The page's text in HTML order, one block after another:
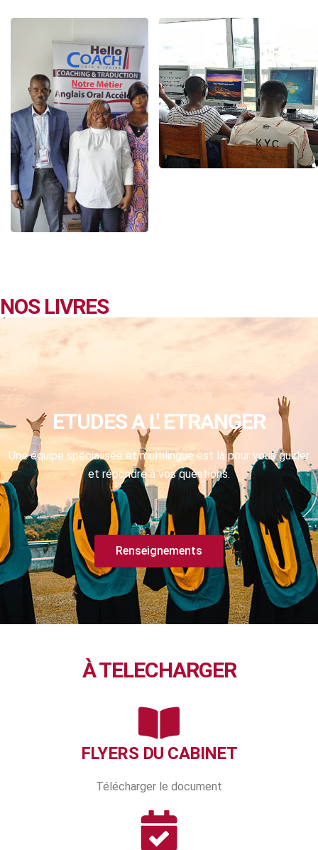
NOS LIVRES
ETUDES A L' ETRANGER
Une équipe spécialisée et multilingue est là pour vous guider
et répondre à vos questions.
Renseignements
À TELECHARGER
FLYERS DU CABINET
Télécharger le document